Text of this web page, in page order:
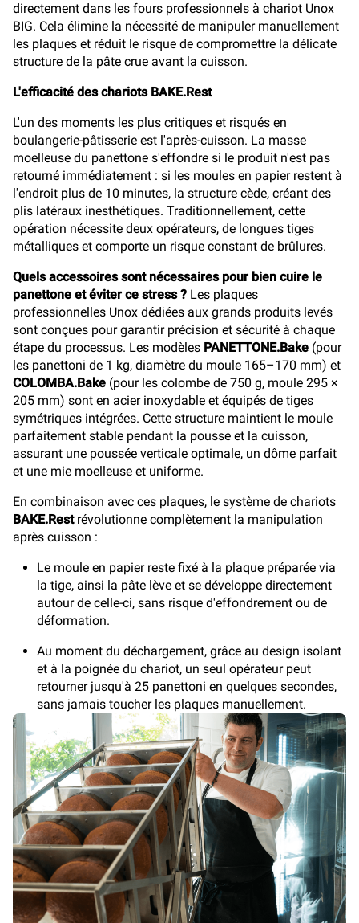
directement dans les fours professionnels à chariot Unox
BIG. Cela élimine la nécessité de manipuler manuellement
les plaques et réduit le risque de compromettre la délicate
structure de la pâte crue avant la cuisson.
L'efficacité des chariots BAKE.Rest
L'un des moments les plus critiques et risqués en
boulangerie-pâtisserie est l'après-cuisson. La masse
moelleuse du panettone s'effondre si le produit n'est pas
retourné immédiatement : si les moules en papier restent à
l'endroit plus de 10 minutes, la structure cède, créant des
plis latéraux inesthétiques. Traditionnellement, cette
opération nécessite deux opérateurs, de longues tiges
métalliques et comporte un risque constant de brûlures.
Quels accessoires sont nécessaires pour bien cuire le
panettone et éviter ce stress ? Les plaques
professionnelles Unox dédiées aux grands produits levés
sont conçues pour garantir précision et sécurité à chaque
étape du processus. Les modèles PANETTONE.Bake (pour
les panettoni de 1 kg, diamètre du moule 165–170 mm) et
COLOMBA.Bake (pour les colombe de 750 g, moule 295 ×
205 mm) sont en acier inoxydable et équipés de tiges
symétriques intégrées. Cette structure maintient le moule
parfaitement stable pendant la pousse et la cuisson,
assurant une poussée verticale optimale, un dôme parfait
et une mie moelleuse et uniforme.
En combinaison avec ces plaques, le système de chariots
BAKE.Restrévolutionne complètement la manipulation
après cuisson :
Le moule en papier reste fixé à la plaque préparée via
la tige, ainsi la pâte lève et se développe directement
autour de celle-ci, sans risque d'effondrement ou de
déformation.
Au moment du déchargement, grâce au design isolant
et à la poignée du chariot, un seul opérateur peut
retourner jusqu'à 25 panettoni en quelques secondes,
sans jamais toucher les plaques manuellement.